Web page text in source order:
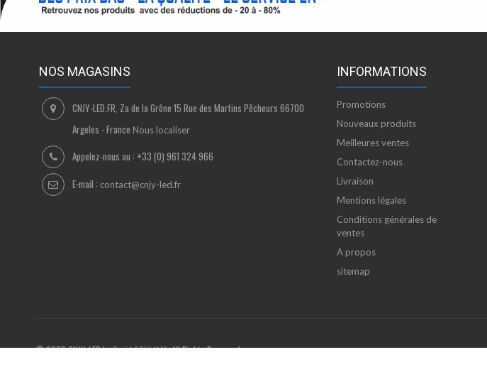
NOS MAGASINS
CNJY-LED.FR, Za de la Grône 15 Rue des Martins Pêcheurs 66700
Argeles - France Nous localiser
Appelez-nous au : +33 (0) 961 324 966
E-mail : contact@cnjy-led.fr
INFORMATIONS
Promotions
Nouveaux produits
Meilleures ventes
Contactez-nous
Livraison
Mentions légales
Conditions générales de
ventes
A propos
sitemap
© 2023 CNJY-LED byDavid SCHLAMA. All Rights Reserved.